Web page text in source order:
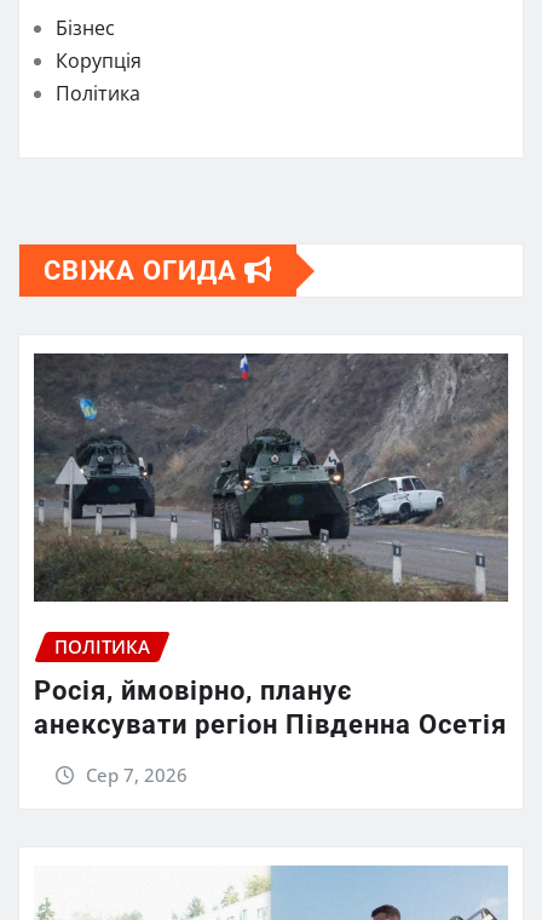
Бізнес
Корупція
Політика
СВІЖА ОГИДА
ПОЛІТИКА
Росія, ймовірно, планує
анексувати регіон Південна Осетія
Сер 7, 2026